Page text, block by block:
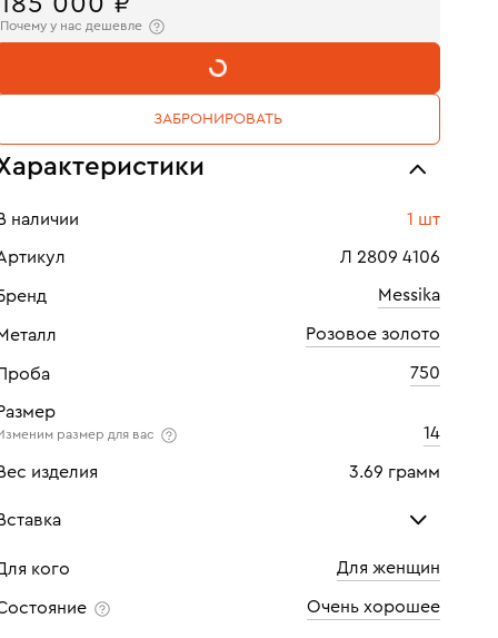
Почему у нас дешевле
В КОРЗИНУ
ЗАБРОНИРОВАТЬ
наличии 1 шт
Л 2809 4106
Messika
Розовое золото
750
размер для вас 14
изделия 3.69 грамм
Бриллиант
Количество 1 шт
кого Для женщин
Очень хорошее